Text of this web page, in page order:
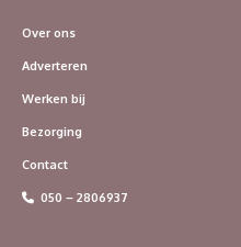
Over ons
Adverteren
Werken bij
Bezorging
Contact
050 – 2806937